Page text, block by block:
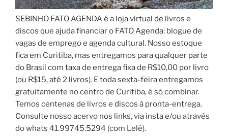
SEBINHO FATO AGENDA é a loja virtual de livros e
discos que ajuda financiar o FATO Agenda: blogue de
vagas de emprego e agenda cultural. Nosso estoque
fica em Curitiba, mas entregamos para qualquer parte
do Brasil com taxa de entrega fixa de R$10,00 por livro
(ou R$15, até 2 livros). E toda sexta-feira entregamos
gratuitamente no centro de Curitiba, é só combinar.
Temos centenas de livros e discos à pronta-entrega.
Consulte nosso acervo nos links, via insta e/ou através
do whats 41.99745.5294 (com Lelê).